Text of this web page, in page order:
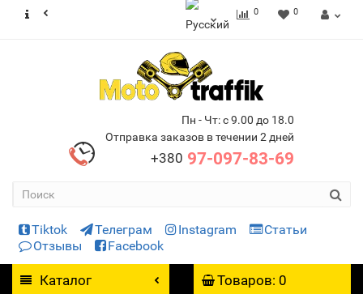
0 0
Пн - Чт: с 9.00 до 18.0
Отправка заказов в течении 2 дней
+380 97-097-83-69
Tiktok Телеграм Instagram
Статьи
Отзывы
Facebook
Каталог Товаров: 0